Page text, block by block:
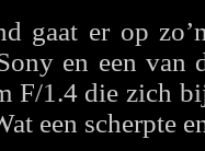
gaat er op
en een van
F/1.4 die zich
een scherpte